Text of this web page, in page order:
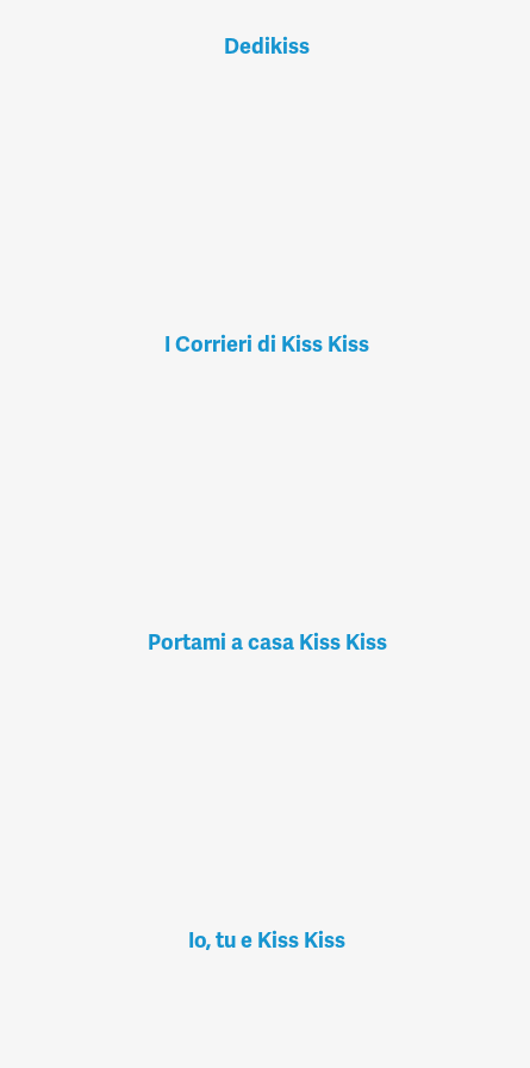
Dedikiss
I Corrieri di Kiss Kiss
Portami a casa Kiss Kiss
Io, tu e Kiss Kiss